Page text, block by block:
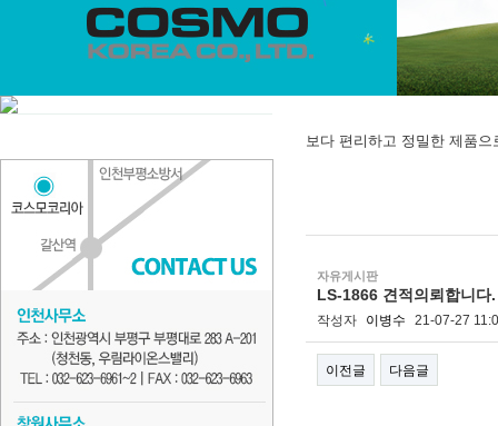
보다 편리하고 정밀한 제품
자유게시판
LS-1866 견적의뢰합니다.
작성자 이병수 21-07-27
이전글 다음글